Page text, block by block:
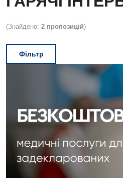
(Знайдено: 2 пропозицій)
Фільтр